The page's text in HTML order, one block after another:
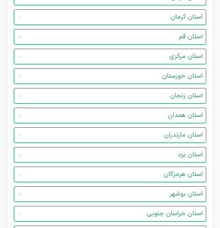
استان کرمان
استان قم
استان مرکزی
استان خوزستان
استان زنجان
استان همدان
استان مازندران
استان یزد
استان هرمزگان
استان بوشهر
استان خراسان جنوبی